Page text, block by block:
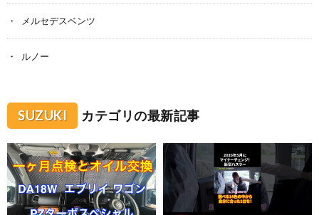
メルセデスベンツ
ルノー
SUZUKI カテゴリの最新記事